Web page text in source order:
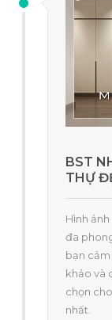
BST
THỰ
Hình
đa
bạn
khảo và
chọn
nhất.